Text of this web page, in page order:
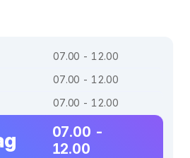
07.00 - 12.00
07.00 - 12.00
07.00 - 12.00
07.00 -
12.00